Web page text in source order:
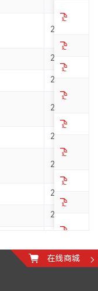
2.7~3.6V
2.7~3.6V
2.7~3.6V
2.7~3.6V
2.7~3.6V
2.7~3.6V
2.7~3.6V
2.7~3.6V
在线商城